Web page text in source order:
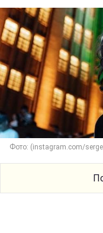
Фото: (instagram.com/